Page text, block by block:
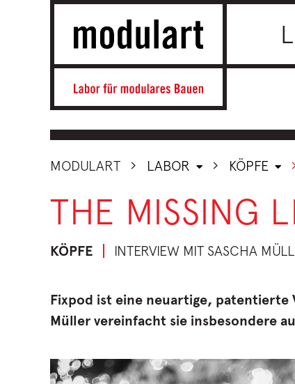
MODULART LABOR KÖPFE
THE MISSING
KÖPFE INTERVIEW MIT SASCHA
Fixpod ist eine neuartige, patentierte
Müller vereinfacht sie insbesondere